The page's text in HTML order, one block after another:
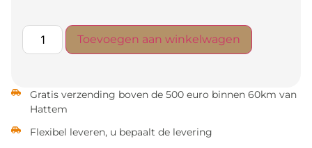
Toevoegen aan winkelwagen
Gratis verzending boven de 500 euro binnen 60km van
Hattem
Flexibel leveren, u bepaalt de levering